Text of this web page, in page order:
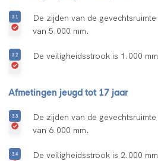
De zijden van de
van 5.000 mm.
De veiligheidsstrook is 1.000
Afmetingen jeugd tot 17 jaar
De zijden van de
van 6.000 mm.
De veiligheidsstrook is 2.000